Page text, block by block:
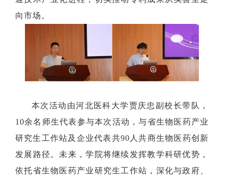
向市场。
本次活动由河北医科大学贾庆忠副校长带队，
10余名师生代表参与本次活动，与省生物医药产业
研究生工作站及企业代表共90人共商生物医药创新
发展路径。未来，学院将继续发挥教学科研优势，
依托省生物医药产业研究生工作站，深化与政府、